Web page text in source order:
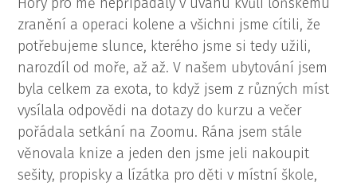
zranění a operaci kolene a všichni jsme cítili, že
potřebujeme slunce, kterého jsme si tedy užili,
narozdíl od moře, až až. V našem ubytování jsem
byla celkem za exota, to když jsem z různých míst
vysílala odpovědi na dotazy do kurzu a večer
pořádala setkání na Zoomu. Rána jsem stále
věnovala knize a jeden den jsme jeli nakoupit
sešity, propisky a lízátka pro děti v místní škole,